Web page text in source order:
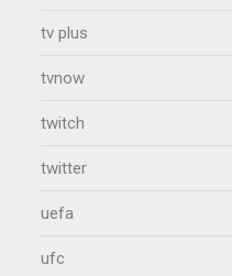
tv plus
tvnow
twitch
twitter
uefa
ufc